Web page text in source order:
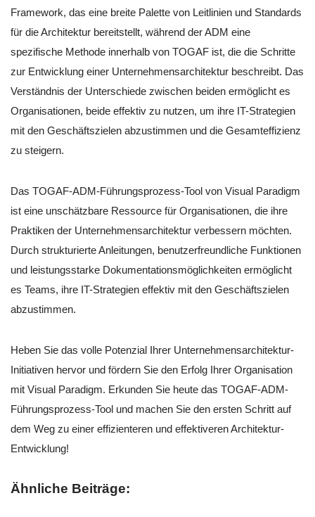
Framework, das eine breite Palette von Leitlinien und Standards
für die Architektur bereitstellt, während der ADM eine
spezifische Methode innerhalb von TOGAF ist, die die Schritte
zur Entwicklung einer Unternehmensarchitektur beschreibt. Das
Verständnis der Unterschiede zwischen beiden ermöglicht es
Organisationen, beide effektiv zu nutzen, um ihre IT-Strategien
mit den Geschäftszielen abzustimmen und die Gesamteffizienz
zu steigern.
Das TOGAF-ADM-Führungsprozess-Tool von Visual Paradigm
ist eine unschätzbare Ressource für Organisationen, die ihre
Praktiken der Unternehmensarchitektur verbessern möchten.
Durch strukturierte Anleitungen, benutzerfreundliche Funktionen
und leistungsstarke Dokumentationsmöglichkeiten ermöglicht
es Teams, ihre IT-Strategien effektiv mit den Geschäftszielen
abzustimmen.
Heben Sie das volle Potenzial Ihrer Unternehmensarchitektur-
Initiativen hervor und fördern Sie den Erfolg Ihrer Organisation
mit Visual Paradigm. Erkunden Sie heute das TOGAF-ADM-
Führungsprozess-Tool und machen Sie den ersten Schritt auf
dem Weg zu einer effizienteren und effektiveren Architektur-
Entwicklung!
Ähnliche Beiträge: